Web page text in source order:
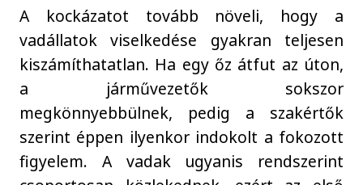
A kockázatot tovább növeli, hogy a
vadállatok viselkedése gyakran teljesen
kiszámíthatatlan. Ha egy őz átfut az úton,
a járművezetők sokszor
megkönnyebbülnek, pedig a szakértők
szerint éppen ilyenkor indokolt a fokozott
figyelem. A vadak ugyanis rendszerint